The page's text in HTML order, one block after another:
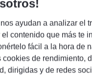
para
¿Pueden
ayudan a analizar el
contenido que más te
fácil a la hora de
cookies de rendimiento,
dirigidas y de redes